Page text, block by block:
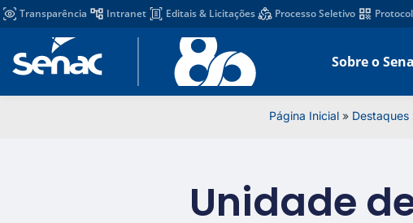
Transparência Intranet Editais & Licitações Processo Seletivo
Sobre o
Página Inicial» Destaques
Unidade